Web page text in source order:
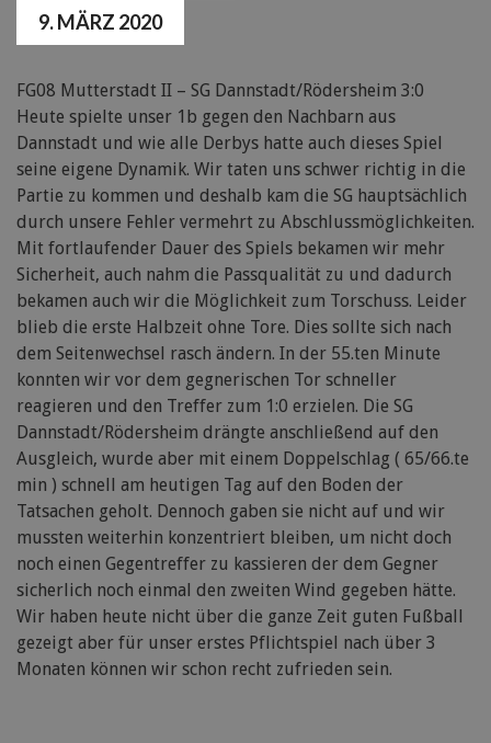
9. MÄRZ 2020
FG08 Mutterstadt II – SG Dannstadt/Rödersheim 3:0
Heute spielte unser 1b gegen den Nachbarn aus
Dannstadt und wie alle Derbys hatte auch dieses Spiel
seine eigene Dynamik. Wir taten uns schwer richtig in die
Partie zu kommen und deshalb kam die SG hauptsächlich
durch unsere Fehler vermehrt zu Abschlussmöglichkeiten.
Mit fortlaufender Dauer des Spiels bekamen wir mehr
Sicherheit, auch nahm die Passqualität zu und dadurch
bekamen auch wir die Möglichkeit zum Torschuss. Leider
blieb die erste Halbzeit ohne Tore. Dies sollte sich nach
dem Seitenwechsel rasch ändern. In der 55.ten Minute
konnten wir vor dem gegnerischen Tor schneller
reagieren und den Treffer zum 1:0 erzielen. Die SG
Dannstadt/Rödersheim drängte anschließend auf den
Ausgleich, wurde aber mit einem Doppelschlag ( 65/66.te
min ) schnell am heutigen Tag auf den Boden der
Tatsachen geholt. Dennoch gaben sie nicht auf und wir
mussten weiterhin konzentriert bleiben, um nicht doch
noch einen Gegentreffer zu kassieren der dem Gegner
sicherlich noch einmal den zweiten Wind gegeben hätte.
Wir haben heute nicht über die ganze Zeit guten Fußball
gezeigt aber für unser erstes Pflichtspiel nach über 3
Monaten können wir schon recht zufrieden sein.